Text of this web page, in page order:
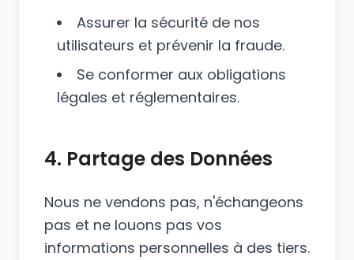
Assurer la sécurité de nos
utilisateurs et prévenir la fraude.
Se conformer aux obligations
légales et réglementaires.
4. Partage des Données
Nous ne vendons pas, n'échangeons
pas et ne louons pas vos
informations personnelles à des tiers.